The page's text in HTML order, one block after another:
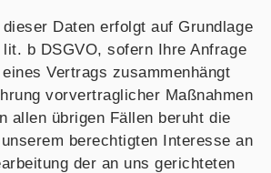
Daten erfolgt auf Grundlage
b DSGVO, sofern Ihre Anfrage
Vertrags zusammenhängt
vorvertraglicher Maßnahmen
allen übrigen Fällen beruht die
berechtigten Interesse an
der an uns gerichteten